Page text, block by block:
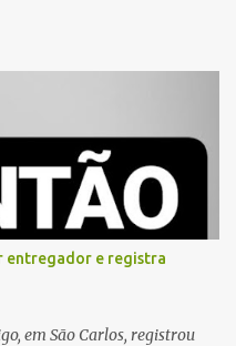
entregador e registra
em São Carlos, registrou